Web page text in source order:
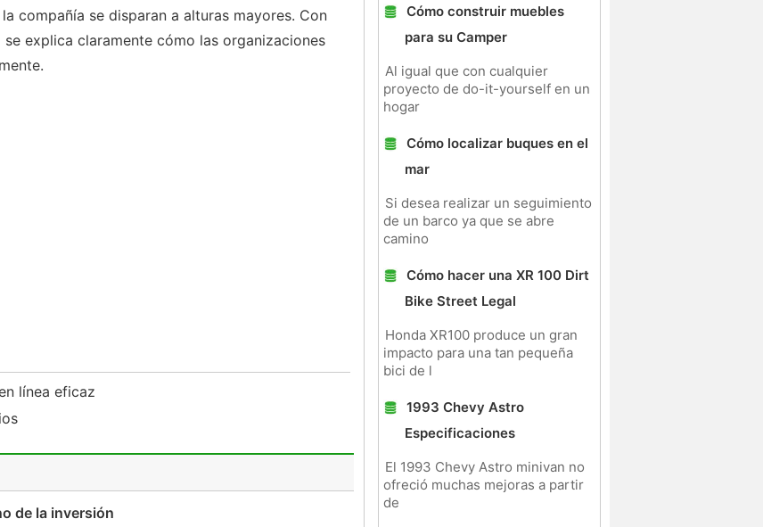
compañía se disparan a alturas mayores. Con
explica claramente cómo las organizaciones
línea eficaz
de la inversión
Cómo construir muebles
para su Camper
Al igual que con cualquier
proyecto de do-it-yourself en un
hogar
Cómo localizar buques en el
mar
Si desea realizar un seguimiento
de un barco ya que se abre
camino
Cómo hacer una XR 100 Dirt
Bike Street Legal
Honda XR100 produce un gran
impacto para una tan pequeña
bici de l
1993 Chevy Astro
Especificaciones
El 1993 Chevy Astro minivan no
ofreció muchas mejoras a partir
de